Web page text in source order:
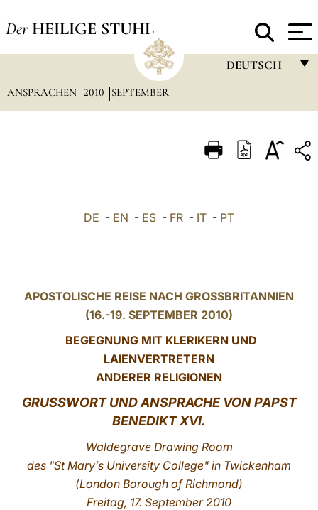
Der HEILIGE STUHL
DEUTSCH
ITALIANO
中文
LATINE
ANSPRACHEN 2010 SEPTEMBER
DE - EN - ES - FR - IT - PT
APOSTOLISCHE REISE NACH GROSSBRITANNIEN
(16.-19. SEPTEMBER 2010)
BEGEGNUNG MIT KLERIKERN UND
LAIENVERTRETERN
ANDERER RELIGIONEN
GRUSSWORT UND ANSPRACHE VON PAPST
BENEDIKT XVI.
Waldegrave Drawing Room
des "St Mary’s University College" in Twickenham
(London Borough of Richmond)
Freitag, 17. September 2010